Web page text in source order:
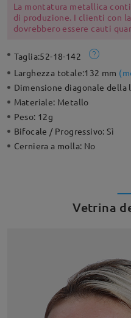
La montatura metallica
di produzione. I clienti con
dovrebbero essere cauti
Taglia:52-18-142
Larghezza totale:132 mm (
Dimensione diagonale della
Materiale: Metallo
Peso: 12g
Bifocale / Progressivo:Sì
Cerniera a molla: No
Vetrina